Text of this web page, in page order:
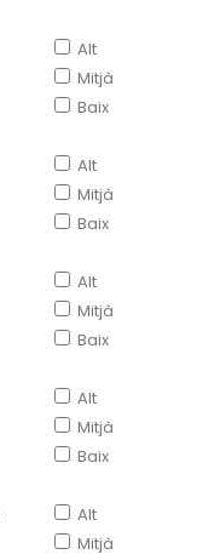
Alt
Mitjà
Baix
Alt
Mitjà
Baix
Alt
Mitjà
Baix
Alt
Mitjà
Baix
Alt
Mitjà